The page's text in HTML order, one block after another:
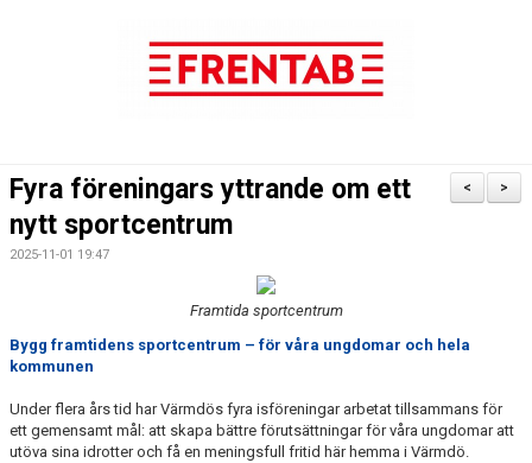
PROFILKLÄDER
KONTAKT
MEDLEM
>
<
Fyra föreningars yttrande om ett
nytt sportcentrum
2025-11-01 19:47
Framtida sportcentrum
Bygg framtidens sportcentrum – för våra ungdomar och hela
kommunen
Under flera års tid har Värmdös fyra isföreningar arbetat tillsammans för
ett gemensamt mål: att skapa bättre förutsättningar för våra ungdomar att
utöva sina idrotter och få en meningsfull fritid här hemma i Värmdö.